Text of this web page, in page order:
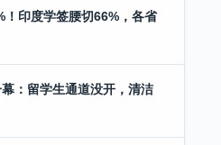
！印度学签腰切66%，各省
：留学生通道没开，清洁